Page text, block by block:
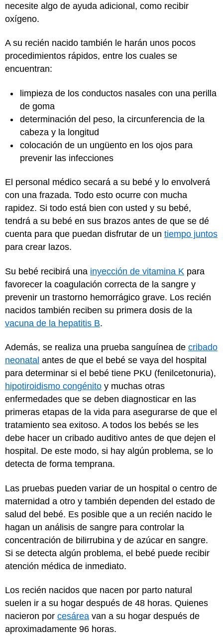
necesite algo de ayuda adicional, como recibir
oxígeno.
A su recién nacido también le harán unos pocos
procedimientos rápidos, entre los cuales se
encuentran:
limpieza de los conductos nasales con una perilla
de goma
determinación del peso, la circunferencia de la
cabeza y la longitud
colocación de un ungüento en los ojos para
prevenir las infecciones
El personal médico secará a su bebé y lo envolverá
con una frazada. Todo esto ocurre con mucha
rapidez. Si todo está bien con usted y su bebé,
tendrá a su bebé en sus brazos antes de que se dé
cuenta para que puedan disfrutar de un tiempo juntos
para crear lazos.
Su bebé recibirá una inyección de vitamina K para
favorecer la coagulación correcta de la sangre y
prevenir un trastorno hemorrágico grave. Los recién
nacidos también reciben su primera dosis de la
vacuna de la hepatitis B.
Además, se realiza una prueba sanguínea de cribado
neonatal antes de que el bebé se vaya del hospital
para determinar si el bebé tiene PKU (fenilcetonuria),
hipotiroidismo congénito y muchas otras
enfermedades que se deben diagnosticar en las
primeras etapas de la vida para asegurarse de que el
tratamiento sea exitoso. A todos los bebés se les
debe hacer un cribado auditivo antes de que dejen el
hospital. De este modo, si hay algún problema, se lo
detecta de forma temprana.
Las pruebas pueden variar de un hospital o centro de
maternidad a otro y también dependen del estado de
salud del bebé. Es posible que a un recién nacido le
hagan un análisis de sangre para controlar la
concentración de bilirrubina y de azúcar en sangre.
Si se detecta algún problema, el bebé puede recibir
atención médica de inmediato.
Los recién nacidos que nacen por parto natural
suelen ir a su hogar después de 48 horas. Quienes
nacieron por cesárea van a su hogar después de
aproximadamente 96 horas.